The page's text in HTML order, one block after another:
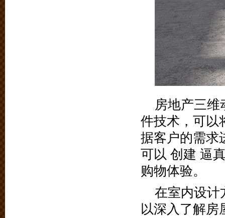
房地产三
件技术，可以
据客户的需求
可以 创建 逼
购物体验。
在室内设计
以深入了解房